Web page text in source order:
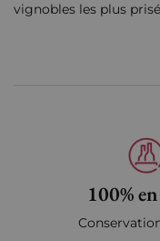
vignobles les plus
100%